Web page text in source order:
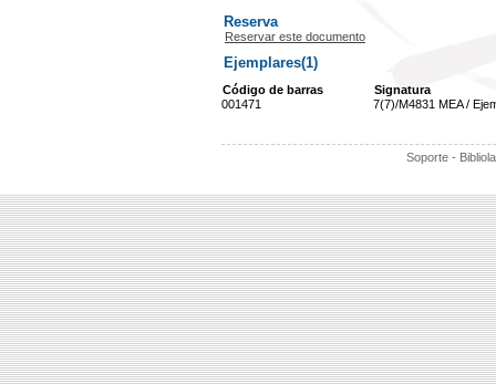
Reserva
Reservar este documento
Ejemplares(1)
Código de barras
Signatura
001471
7(7)/M4831 MEA /
Soporte -